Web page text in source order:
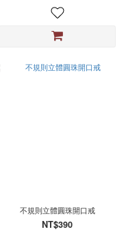
不規則立體圓珠開口戒
NT$390